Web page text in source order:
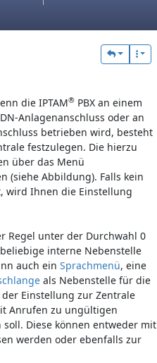
die IPTAM® PBX an einem
Anlagenanschluss oder an
betrieben wird, besteht
festzu­legen. Die hierzu
über das Menü
(siehe Abbildung). Falls kein
wird Ihnen die Einstellung
Regel unter der Durchwahl 0
interne Nebenstelle
auch ein Sprach­menü, eine
als Nebenstelle für die
Einstellung zur Zentrale
Anrufen zu ungültigen
Diese können entweder mit
werden oder ebenfalls zur